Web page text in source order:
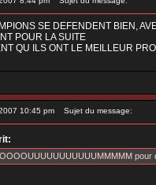
SE DEFENDENT BIEN,
POUR LA SUITE
QU ILS ONT LE MEILLEUR
10:45 pm Sujet du message:
pour